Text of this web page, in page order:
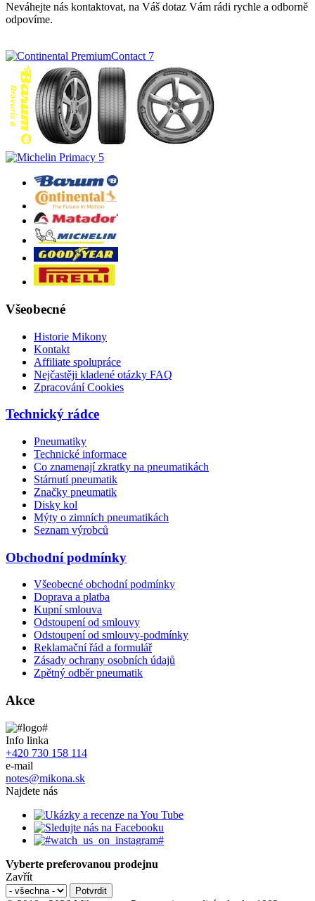
Neváhejte nás kontaktovat, na Váš dotaz Vám rádi rychle a odborně
odpovíme.
Všeobecné
Historie Mikony
Kontakt
Affiliate spolupráce
Nejčastěji kladené otázky FAQ
Zpracování Cookies
Technický rádce
Pneumatiky
Technické informace
Co znamenají zkratky na pneumatikách
Stárnutí pneumatik
Značky pneumatik
Disky kol
Mýty o zimních pneumatikách
Seznam výrobců
Obchodní podmínky
Všeobecné obchodní podmínky
Doprava a platba
Kupní smlouva
Odstoupení od smlouvy
Odstoupení od smlouvy-podmínky
Reklamační řád a formulář
Zásady ochrany osobních údajů
Zpětný odběr pneumatik
Akce
Info linka
+420 730 158 114
e-mail
notes@mikona.sk
Najdete nás
Vyberte preferovanou prodejnu
Zavřít